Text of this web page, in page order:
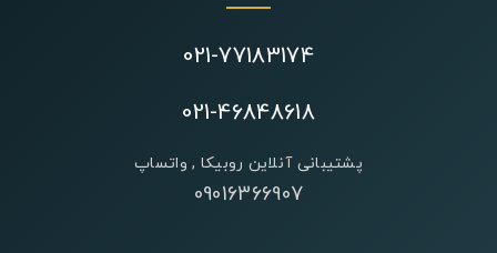
021-77183174
021-46848618
پشتیبانی آنلاین روبیکا , واتساپ
09016366907